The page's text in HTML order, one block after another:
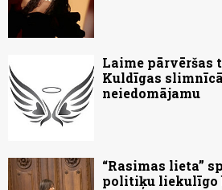
Laime pārvēršas
Kuldīgas
neiedomājamu
“Rasimas lieta”
politiķu liekulīgo